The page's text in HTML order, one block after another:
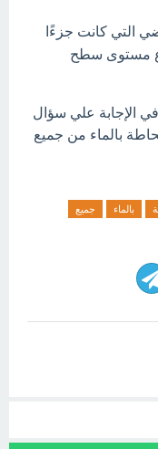
التي كانت جزءًا
مستوى سطح
الإجابة علي سؤال
بالماء من جميع
بالماء
جميع